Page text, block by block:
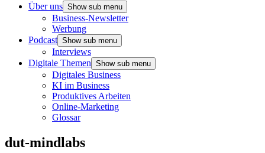
Über uns Show sub menu
Business-Newsletter
Werbung
Podcast Show sub menu
Interviews
Digitale Themen Show sub menu
Digitales Business
KI im Business
Produktives Arbeiten
Online-Marketing
Glossar
dut-mindlabs